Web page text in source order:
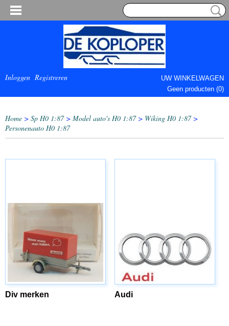
Inloggen Registreren
UW WINKELWAGEN
Geen producten (0)
Home > Sp H0 1:87> Model auto's H0 1:87> Wiking H0 1:87>
Personenauto H0 1:87
Div merken Audi